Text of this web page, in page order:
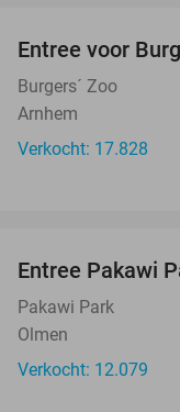
Entree voor
Burgers´ Zoo
Arnhem
Verkocht: 17.828
Entree Pakawi
Pakawi Park
Olmen
Verkocht: 12.079